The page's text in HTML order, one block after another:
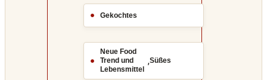
Gekochtes
Neue Food
Trend und
Lebensmittel
,Süßes